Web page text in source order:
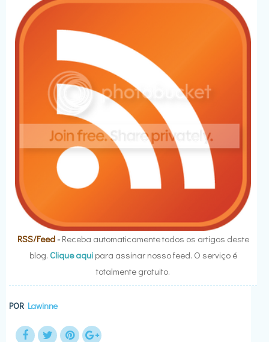
RSS/Feed- Receba automaticamente todos os artigos deste
blog. Clique aquipara assinar nosso feed. O serviço é
totalmente gratuito.
POR Lawinne